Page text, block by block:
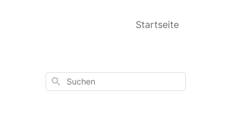
Startseite
Suchen